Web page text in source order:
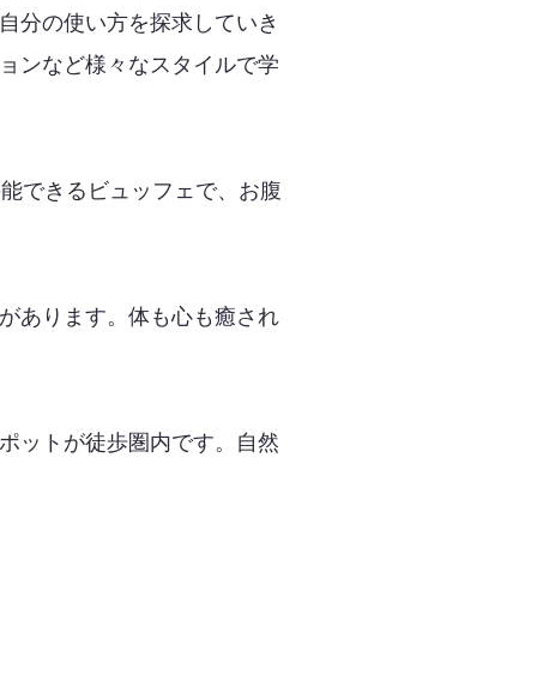
分の使い方を探求していき
ンなど様々なスタイルで学
できるビュッフェで、お腹
あります。体も心も癒され
ットが徒歩圏内です。自然